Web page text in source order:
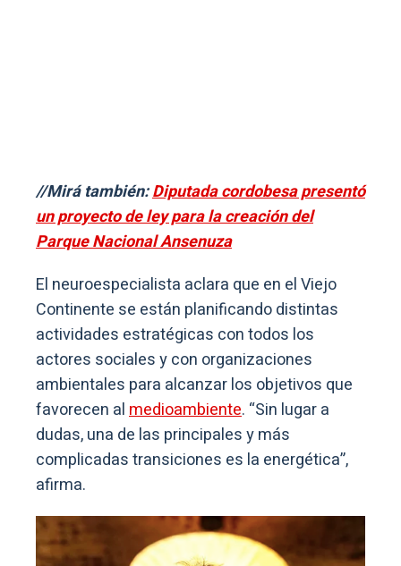
//Mirá también:Diputada cordobesa presentó
un proyecto de ley para la creación del
Parque Nacional Ansenuza
El neuroespecialista aclara que en el Viejo
Continente se están planificando distintas
actividades estratégicas con todos los
actores sociales y con organizaciones
ambientales para alcanzar los objetivos que
favorecen almedioambiente. “Sin lugar a
dudas, una de las principales y más
complicadas transiciones es la energética”,
afirma.